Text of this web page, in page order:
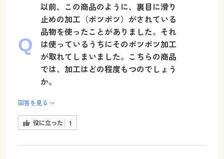
以前、この商品のように、裏目に滑り
止めの加工（ポツポツ）がされている
品物を使ったことがありました。それ
は使っているうちにそのポツポツ加工
が取れてしまいました。こちらの商品
では、加工はどの程度もつのでしょう
か。
回答を見る
役に立った 1